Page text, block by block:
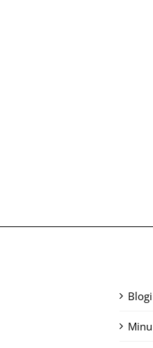
Blogi